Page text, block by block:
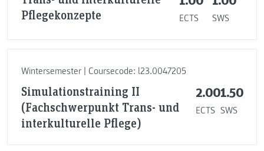
Pflegekonzepte
ECTS SWS
Wintersemester | Coursecode: l23.0047205
Simulationstraining II
(Fachschwerpunkt Trans- und
interkulturelle Pflege)
2.00
ECTS
1.50
SWS